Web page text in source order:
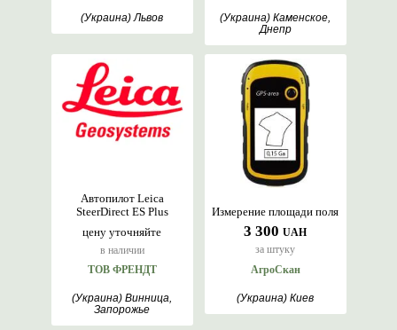
(Украина) Львов
(Украина) Каменское,
Днепр
цену уточняйте
в наличии
Автопилот Leica
SteerDirect ES Plus
ТОВ ФРЕНДТ
(Украина) Винница,
Запорожье
3 300 UAH
за штуку
Измерение площади поля
АгроСкан
(Украина) Киев